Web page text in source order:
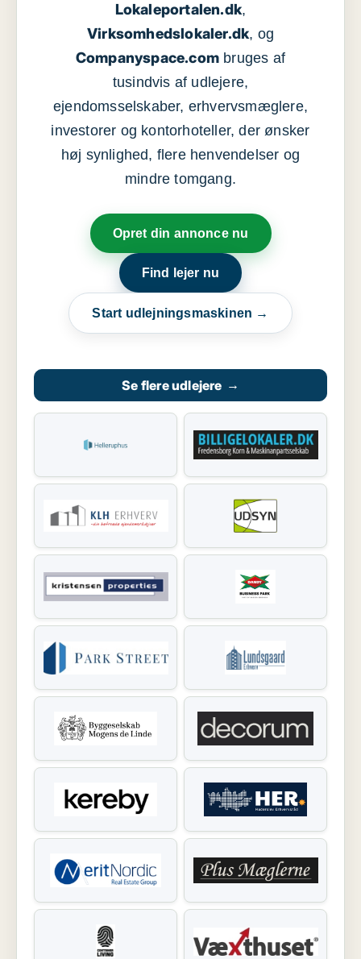
Lokaleportalen.dk,
Virksomhedslokaler.dk, og
Companyspace.com bruges af
tusindvis af udlejere,
ejendomsselskaber, erhvervsmæglere,
investorer og kontorhoteller, der ønsker
høj synlighed, flere henvendelser og
mindre tomgang.
Opret din annonce nu
Find lejer nu
Start udlejningsmaskinen →
Se flere udlejere →